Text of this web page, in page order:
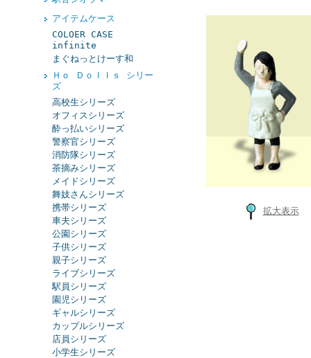
アイテムケース
COLOER CASE
infinite
まぐねっとけーす和
Ｈｏ Ｄｏｌｌｓ シリー
ズ
高校生シリーズ
オフィスシリーズ
酔っ払いシリーズ
警察官シリーズ
消防隊シリーズ
茶摘みシリーズ
メイドシリーズ
舞妓さんシリーズ
携帯シリーズ
車夫シリーズ
公園シリーズ
子供シリーズ
親子シリーズ
ライブシリーズ
駅員シリーズ
園児シリーズ
ギャルシリーズ
カップルシリーズ
店員シリーズ
小学生シリーズ
拡大表示